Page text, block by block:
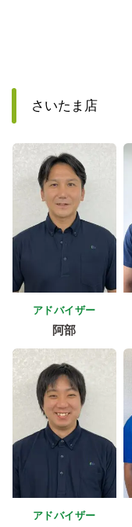
さいたま店
アドバイザー
阿部
アドバイザー